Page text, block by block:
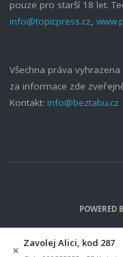
pouze pro starší 18 let.
info@topicpress.cz,
Všechna práva
za informace zde
Kontakt: info@beztabu.cz
POWERED
× Zavolej Alici, kod 287